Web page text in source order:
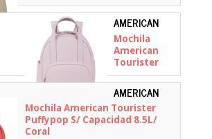
AMERICAN
TOURISTER -
156522-1694
Mochila
American
Tourister
Puffypop S/
Capacidad
8.5L/ Rosa
AMERICAN
TOURISTER -
156522-A683
Mochila American Tourister
Puffypop S/ Capacidad 8.5L/
Coral